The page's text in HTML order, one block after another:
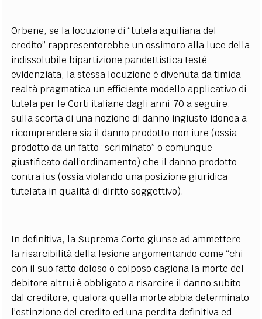
Orbene, se la locuzione di “tutela aquiliana del
credito” rappresenterebbe un ossimoro alla luce della
indissolubile bipartizione pandettistica testé
evidenziata, la stessa locuzione è divenuta da timida
realtà pragmatica un efficiente modello applicativo di
tutela per le Corti italiane dagli anni ’70 a seguire,
sulla scorta di una nozione di danno ingiusto idonea a
ricomprendere sia il danno prodotto non iure (ossia
prodotto da un fatto “scriminato” o comunque
giustificato dall’ordinamento) che il danno prodotto
contra ius (ossia violando una posizione giuridica
tutelata in qualità di diritto soggettivo).
In definitiva, la Suprema Corte giunse ad ammettere
la risarcibilità della lesione argomentando come “chi
con il suo fatto doloso o colposo cagiona la morte del
debitore altrui è obbligato a risarcire il danno subito
dal creditore, qualora quella morte abbia determinato
l’estinzione del credito ed una perdita definitiva ed